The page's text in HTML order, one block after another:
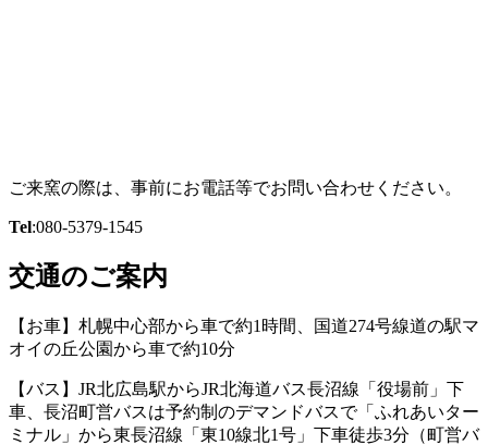
ご来窯の際は、事前にお電話等でお問い合わせください。
Tel:080-5379-1545
交通のご案内
【お車】札幌中心部から車で約1時間、国道274号線道の駅マ
オイの丘公園から車で約10分
【バス】JR北広島駅からJR北海道バス長沼線「役場前」下
車、長沼町営バスは予約制のデマンドバスで「ふれあいター
ミナル」から東長沼線「東10線北1号」下車徒歩3分（町営バ